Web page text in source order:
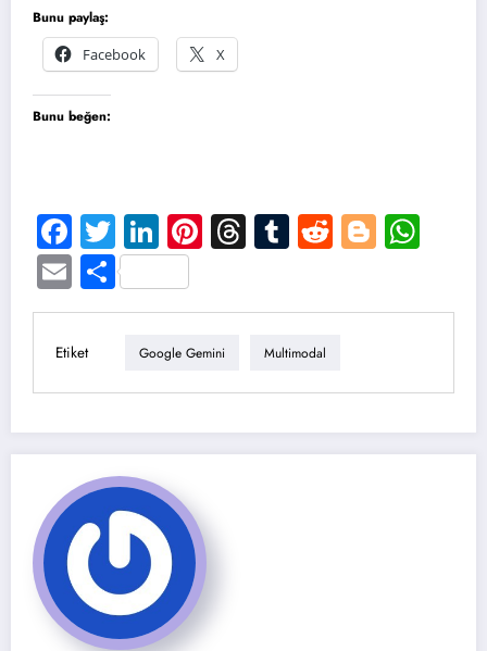
Bunu paylaş:
Facebook
X
Bunu beğen:
Facebook
TwitterLinkedIn
Pinterest
Threads
Tumblr
Reddit
EmailShare
Etiket Google Gemini Multimodal